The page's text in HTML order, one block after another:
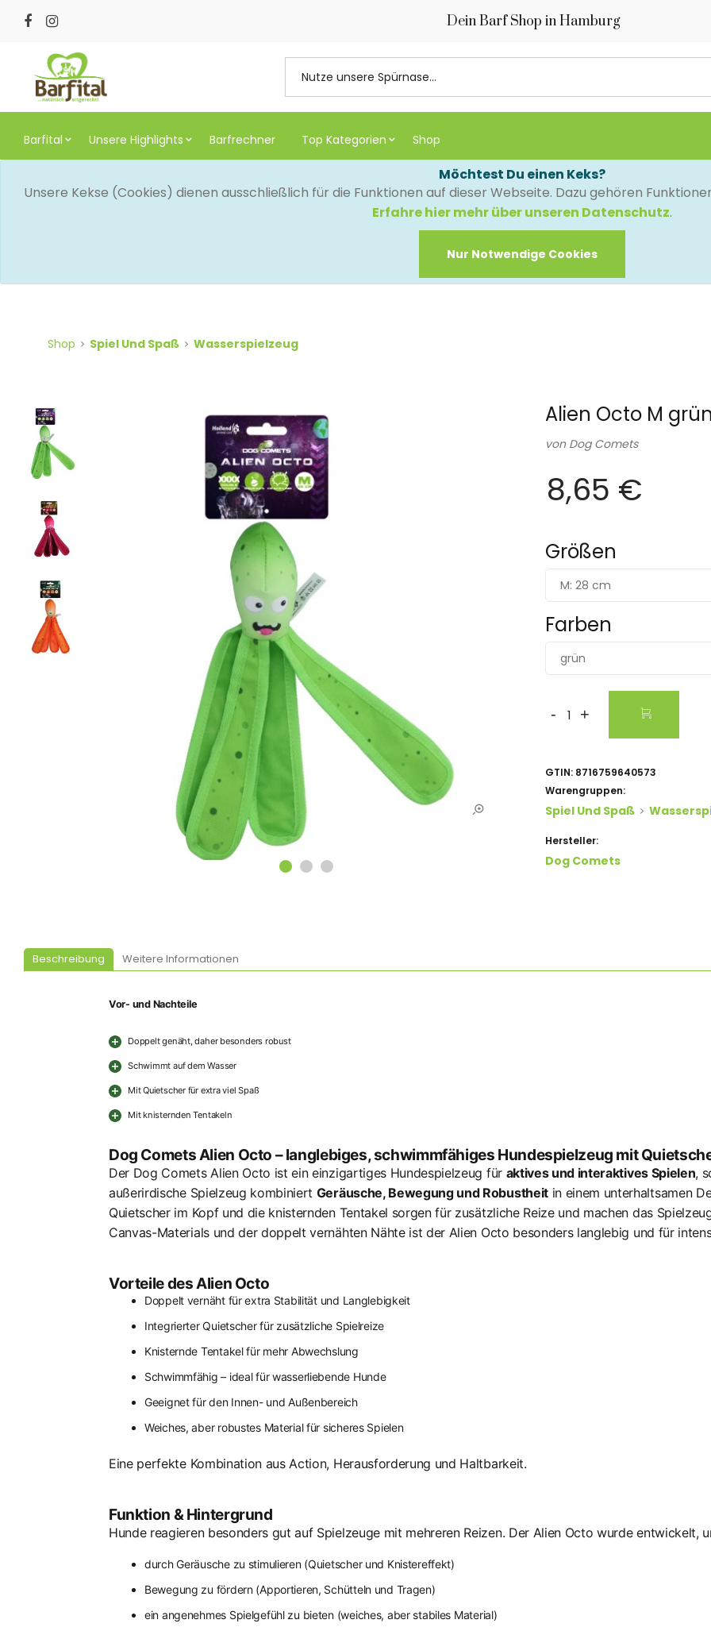
Dein Barf Shop in Hamburg
Barfital Unsere Highlights Barfrechner Top Kategorien Shop
Möchtest Du einen Keks?
Unsere Kekse (Cookies) dienen ausschließlich für die Funktionen auf dieser Webseite. Dazu gehören
Erfahre hier mehr über unseren Datenschutz.
Nur Notwendige Cookies
Shop Spiel Und Spaß Wasserspielzeug
Alien Octo M
von Dog Comets
8,65 €
Größen
M: 28 cm
Farben
grün
- +
GTIN: 8716759640573
Warengruppen:
Spiel Und Spaß
Hersteller:
Dog Comets
Beschreibung Weitere Informationen
Vor- und Nachteile
Doppelt genäht, daher besonders robust
Schwimmt auf dem Wasser
Mit Quietscher für extra viel Spaß
Mit knisternden Tentakeln
Dog Comets Alien Octo – langlebiges, schwimmfähiges Hundespielzeug mit
Der Dog Comets Alien Octo ist ein einzigartiges Hundespielzeug für aktives und interaktives Spielen,
außerirdische Spielzeug kombiniert Geräusche, Bewegung und Robustheitin einem unterhaltsamen
Quietscher im Kopf und die knisternden Tentakel sorgen für zusätzliche Reize und machen das
Canvas-Materials und der doppelt vernähten Nähte ist der Alien Octo besonders langlebig und für
Vorteile des Alien Octo
Doppelt vernäht für extra Stabilität und Langlebigkeit
Integrierter Quietscher für zusätzliche Spielreize
Knisternde Tentakel für mehr Abwechslung
Schwimmfähig – ideal für wasserliebende Hunde
Geeignet für den Innen- und Außenbereich
Weiches, aber robustes Material für sicheres Spielen
Eine perfekte Kombination aus Action, Herausforderung und Haltbarkeit.
Funktion & Hintergrund
Hunde reagieren besonders gut auf Spielzeuge mit mehreren Reizen. Der Alien Octo wurde entwickelt,
durch Geräusche zu stimulieren (Quietscher und Knistereffekt)
Bewegung zu fördern (Apportieren, Schütteln und Tragen)
ein angenehmes Spielgefühl zu bieten (weiches, aber stabiles Material)